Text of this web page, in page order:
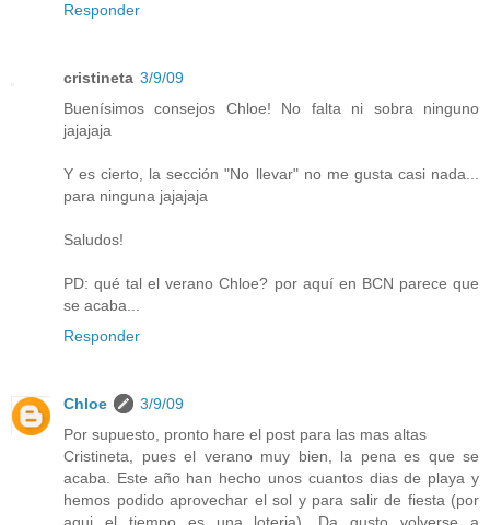
Responder
cristineta 3/9/09
Buenísimos consejos Chloe! No falta ni sobra ninguno
jajajaja
Y es cierto, la sección "No llevar" no me gusta casi nada...
para ninguna jajajaja
Saludos!
PD: qué tal el verano Chloe? por aquí en BCN parece que
se acaba...
Responder
Chloe
3/9/09
Por supuesto, pronto hare el post para las mas altas
Cristineta, pues el verano muy bien, la pena es que se
acaba. Este año han hecho unos cuantos dias de playa y
hemos podido aprovechar el sol y para salir de fiesta (por